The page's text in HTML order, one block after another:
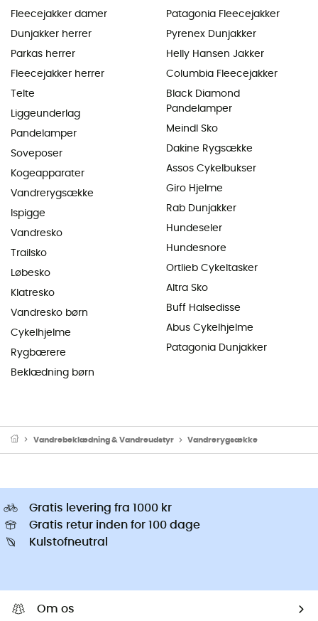
Fleecejakker damer
Dunjakker herrer
Parkas herrer
Fleecejakker herrer
Telte
Liggeunderlag
Pandelamper
Soveposer
Kogeapparater
Vandrerygsække
Ispigge
Vandresko
Trailsko
Løbesko
Klatresko
Vandresko børn
Cykelhjelme
Rygbærere
Beklædning børn
Patagonia Fleecejakker
Pyrenex Dunjakker
Helly Hansen Jakker
Columbia Fleecejakker
Black Diamond
Pandelamper
Meindl Sko
Dakine Rygsække
Assos Cykelbukser
Giro Hjelme
Rab Dunjakker
Hundeseler
Hundesnore
Ortlieb Cykeltasker
Altra Sko
Buff Halsedisse
Abus Cykelhjelme
Patagonia Dunjakker
Vandrebeklædning & Vandreudstyr Vandrerygsække
Gratis levering fra 1000 kr
Gratis retur inden for 100 dage
Kulstofneutral
Om os